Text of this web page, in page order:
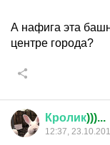
А нафига эта
центре города?
Кролик)))...
12:37,